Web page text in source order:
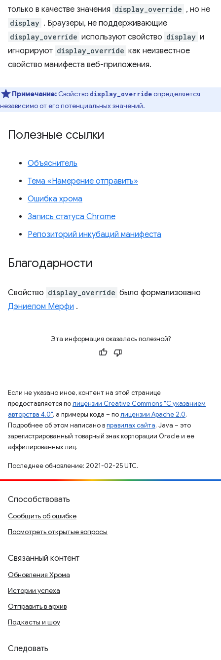
только в качестве значения display_override , но не
display . Браузеры, не поддерживающие
display_override используют свойство display и
игнорируют display_override как неизвестное
свойство манифеста веб-приложения.
Примечание: Свойство display_overrideопределяется
независимо от его потенциальных значений.
Полезные ссылки
Объяснитель
Тема «Намерение отправить»
Ошибка хрома
Запись статуса Chrome
Репозиторий инкубаций манифеста
Благодарности
Свойство display_override было формализовано
Дэниелом Мерфи .
Эта информация оказалась полезной?
Если не указано иное, контент на этой странице
предоставляется полицензии Creative Commons "С указанием
авторства 4.0", а примеры кода – полицензии Apache 2.0.
Подробнее об этом написано вправилах сайта. Java – это
зарегистрированный товарный знак корпорации Oracle и ее
аффилированных лиц.
Последнее обновление: 2021-02-25 UTC.
Способствовать
Сообщить об ошибке
Посмотреть открытые вопросы
Связанный контент
Обновления Хрома
Истории успеха
Отправить в архив
Подкасты и шоу
Следовать